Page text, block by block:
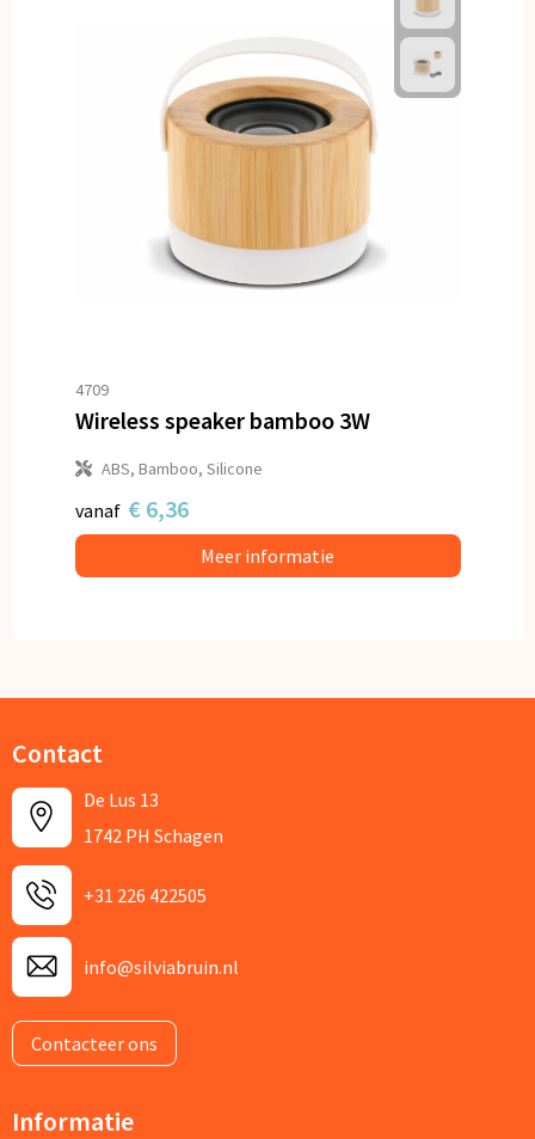
4709
Wireless speaker bamboo 3W
ABS, Bamboo, Silicone
vanaf € 6,36
Meer informatie
Contact
De Lus 13
1742 PH Schagen
+31 226 422505
info@silviabruin.nl
Contacteer ons
Informatie